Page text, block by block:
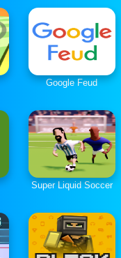
Google Feud
Super Liquid Soccer